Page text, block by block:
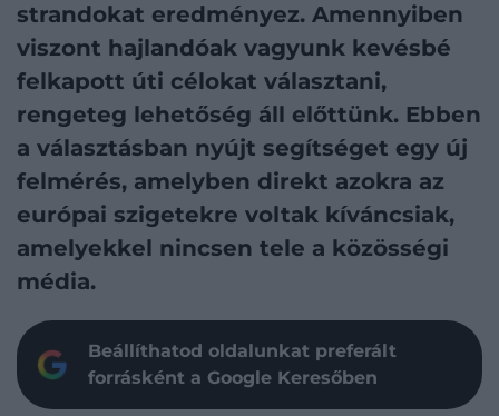
strandokat eredményez. Amennyiben
viszont hajlandóak vagyunk kevésbé
felkapott úti célokat választani,
rengeteg lehetőség áll előttünk. Ebben
a választásban nyújt segítséget egy új
felmérés, amelyben direkt azokra az
európai szigetekre voltak kíváncsiak,
amelyekkel nincsen tele a közösségi
média.
Beállíthatod oldalunkat preferált
forrásként a Google Keresőben